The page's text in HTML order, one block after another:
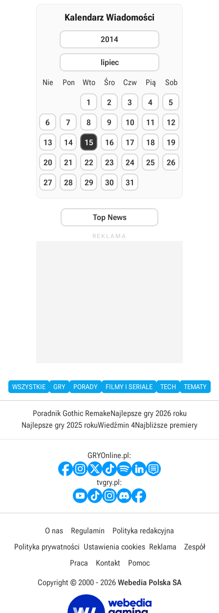
Kalendarz Wiadomości
2014
lipiec
Nie Pon Wto Śro Czw Pią Sob
1 2 3 4 5
6 7 8 9 10 11 12
13 14 15 16 17 18 19
20 21 22 23 24 25 26
27 28 29 30 31
Top News
WSZYSTKIE GRY PORADY FILMY I SERIALE TECH TEMATY
Poradnik Gothic RemakeNajlepsze gry 2026 roku
Najlepsze gry 2025 rokuWiedźmin 4Najbliższe premiery
GRYOnline.pl:
tvgry.pl:
O nas Regulamin
Polityka redakcyjna
Polityka prywatności Ustawienia cookies Reklama
Zespół
Praca
Kontakt Pomoc
Copyright © 2000 - 2026 Webedia Polska SA